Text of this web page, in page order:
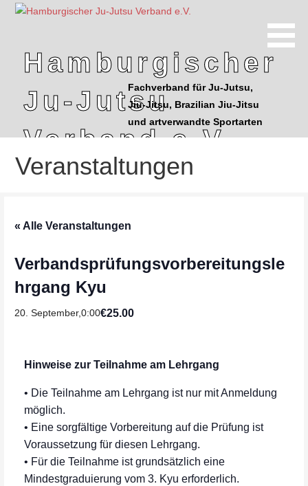
Hamburgischer
Ju-Jutsu
Verband e.V.
Fachverband für Ju-Jutsu,
Jiu-Jitsu, Brazilian Jiu-Jitsu
und artverwandte Sportarten
Veranstaltungen
« Alle Veranstaltungen
Verbandsprüfungsvorbereitungsle
hrgang Kyu
20. September,0:00€25.00
Hinweise zur Teilnahme am Lehrgang
• Die Teilnahme am Lehrgang ist nur mit Anmeldung
möglich.
• Eine sorgfältige Vorbereitung auf die Prüfung ist
Voraussetzung für diesen Lehrgang.
• Für die Teilnahme ist grundsätzlich eine
Mindestgraduierung vom 3. Kyu erforderlich.